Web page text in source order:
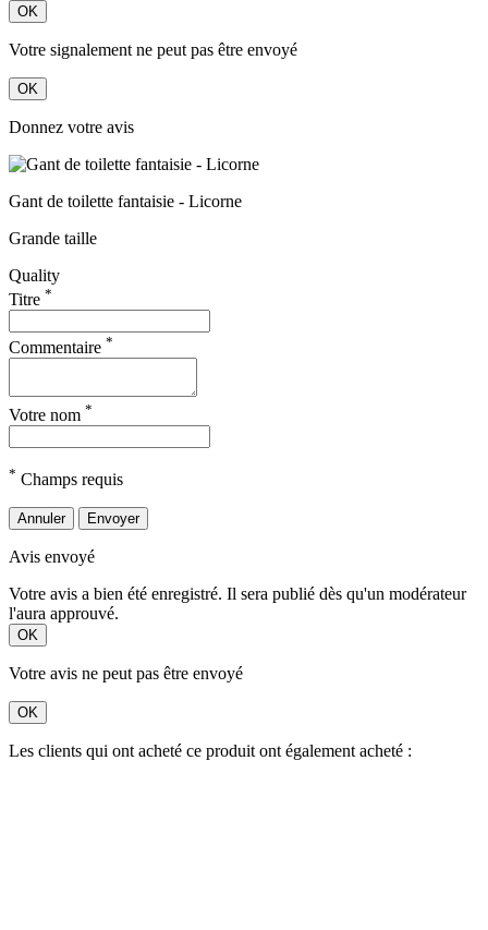
OK
Votre signalement ne peut pas être envoyé
OK
Donnez votre avis
Gant de toilette fantaisie - Licorne
Grande taille
Quality
Titre *
Commentaire *
Votre nom *
* Champs requis
Annuler Envoyer
Avis envoyé
Votre avis a bien été enregistré. Il sera publié dès qu'un modérateur
l'aura approuvé.
OK
Votre avis ne peut pas être envoyé
OK
Les clients qui ont acheté ce produit ont également acheté :